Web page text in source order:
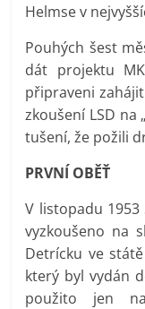
Helmse v
Pouhých šest
dát projektu
připraveni
zkoušení LSD na
tušení, že požili
PRVNÍ OBĚŤ
V listopadu
vyzkoušeno na
Detrícku ve
který byl vydán
použito jen